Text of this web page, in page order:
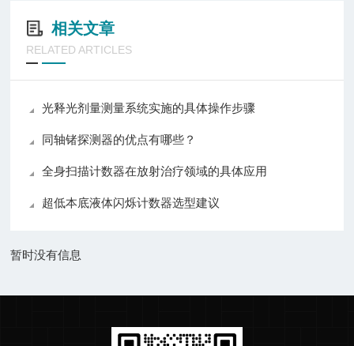
相关文章
RELATED ARTICLES
光释光剂量测量系统实施的具体操作步骤
同轴锗探测器的优点有哪些？
全身扫描计数器在放射治疗领域的具体应用
超低本底液体闪烁计数器选型建议
暂时没有信息